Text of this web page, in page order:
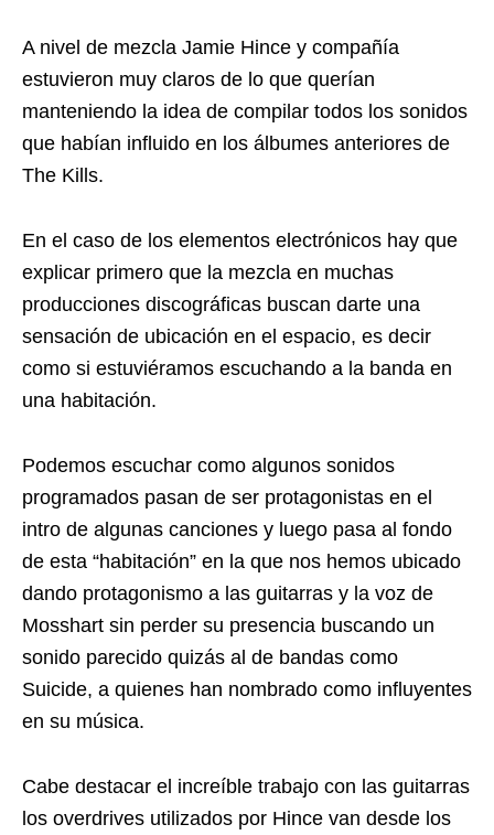
A nivel de mezcla Jamie Hince y compañía
estuvieron muy claros de lo que querían
manteniendo la idea de compilar todos los sonidos
que habían influido en los álbumes anteriores de
The Kills.
En el caso de los elementos electrónicos hay que
explicar primero que la mezcla en muchas
producciones discográficas buscan darte una
sensación de ubicación en el espacio, es decir
como si estuviéramos escuchando a la banda en
una habitación.
Podemos escuchar como algunos sonidos
programados pasan de ser protagonistas en el
intro de algunas canciones y luego pasa al fondo
de esta “habitación” en la que nos hemos ubicado
dando protagonismo a las guitarras y la voz de
Mosshart sin perder su presencia buscando un
sonido parecido quizás al de bandas como
Suicide, a quienes han nombrado como influyentes
en su música.
Cabe destacar el increíble trabajo con las guitarras
los overdrives utilizados por Hince van desde los